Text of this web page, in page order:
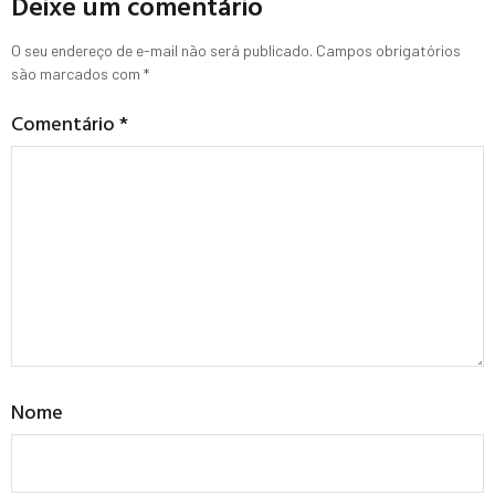
O seu endereço de e-mail não será publicado. Campos obrigatórios
são marcados com *
Comentário*
Nome